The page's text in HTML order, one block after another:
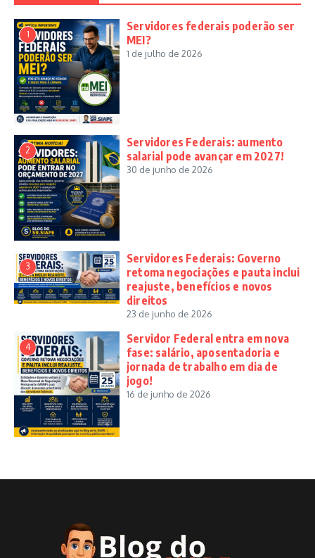
1
Servidores federais poderão ser
MEI?
1 de julho de 2026
2
Servidores Federais: aumento
salarial pode avançar em 2027!
30 de junho de 2026
3
Servidores Federais: Governo
retoma negociações e pauta inclui
reajuste, benefícios e novos
direitos
23 de junho de 2026
4
Servidor Federal entra em nova
fase: salário, aposentadoria e
jornada de trabalho em dia de
jogo!
16 de junho de 2026